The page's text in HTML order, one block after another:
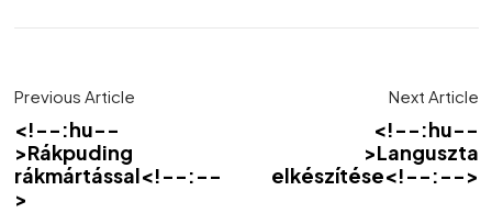
Previous Article
<!--:hu--
>Rákpuding
rákmártással<!--:--
>
Next Article
<!--:hu--
>Languszta
elkészítése<!--:-->